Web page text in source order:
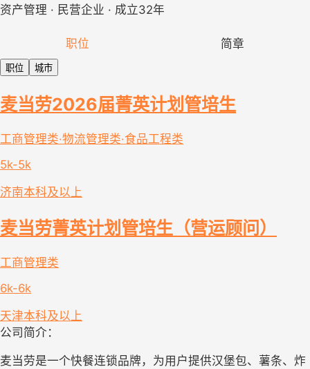
资产管理 · 民营企业 · 成立32年
职位 简章
职位 城市
麦当劳2026届菁英计划管培生
工商管理类·物流管理类·食品工程类
5k-5k
济南本科及以上
麦当劳菁英计划管培生（营运顾问）
工商管理类
6k-6k
天津本科及以上
公司简介：
麦当劳是一个快餐连锁品牌，为用户提供汉堡包、薯条、炸